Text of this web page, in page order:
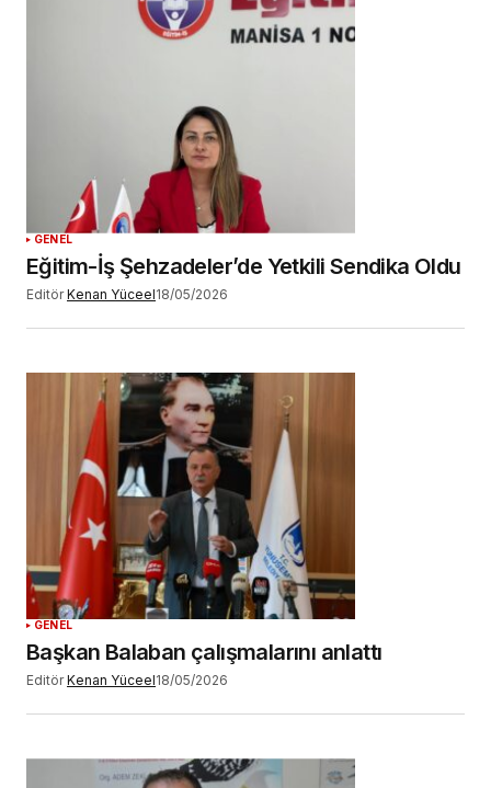
GENEL
Eğitim-İş Şehzadeler’de Yetkili Sendika Oldu
Editör Kenan Yüceel18/05/2026
GENEL
Başkan Balaban çalışmalarını anlattı
Editör Kenan Yüceel18/05/2026